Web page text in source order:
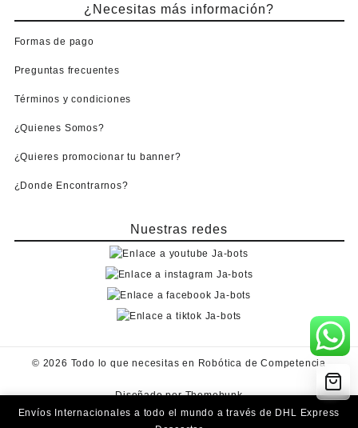
Envíos Internacionales a todo el mundo a través de DHL Express
¿Necesitas más información?
Formas de pago
Preguntas frecuentes
Términos y condiciones
¿Quienes Somos?
¿Quieres promocionar tu banner?
¿Donde Encontrarnos?
Nuestras redes
© 2026 Todo lo que necesitas en Robótica de Competencia
Diseñado por Themehunk